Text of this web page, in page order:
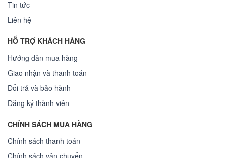
Tin tức
Liên hệ
HỖ TRỢ KHÁCH HÀNG
Hướng dẫn mua hàng
Giao nhận và thanh toán
Đổi trả và bảo hành
Đăng ký thành viên
CHÍNH SÁCH MUA HÀNG
Chính sách thanh toán
Chính sách vận chuyển